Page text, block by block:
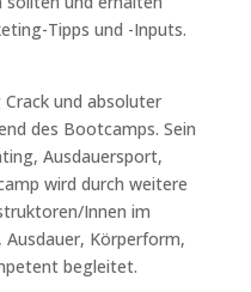
Tipps und -Inputs.
und absoluter
des Bootcamps. Sein
Ausdauersport,
wird durch weitere
Innen im
Körperform,
begleitet.